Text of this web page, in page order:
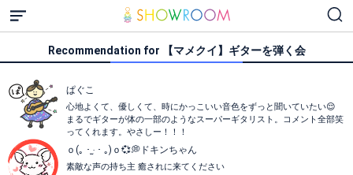
Recommendation for 【マメクイ】ギターを弾く会
ぱぐこ
心地よくて、優しくて、時にかっこいい音色をずっと聞いていたい😌
まるでギターが体の一部のようなスーパーギタリスト。コメント全部笑
ってくれます。やさしー！！！
ｏ(｡・‧̫・｡)ｏ💞💭ドキンちゃん
素敵な声の持ち主 癒されに来てください